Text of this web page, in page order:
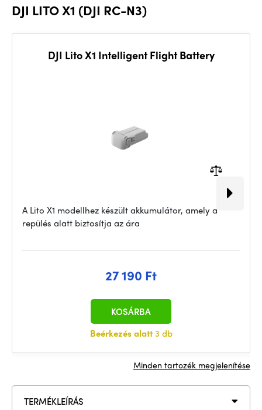
DJI LITO X1 (DJI RC-N3)
DJI Lito X1 Intelligent Flight Battery
A Lito X1 modellhez készült akkumulátor, amely a
repülés alatt biztosítja az ára
27 190 Ft
Beérkezés alatt3 db
KOSÁRBA
Minden tartozék megjelenítése
TERMÉKLEÍRÁS